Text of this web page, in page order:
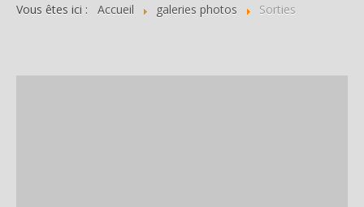
Vous êtes ici : Accueil galeries photos Sorties